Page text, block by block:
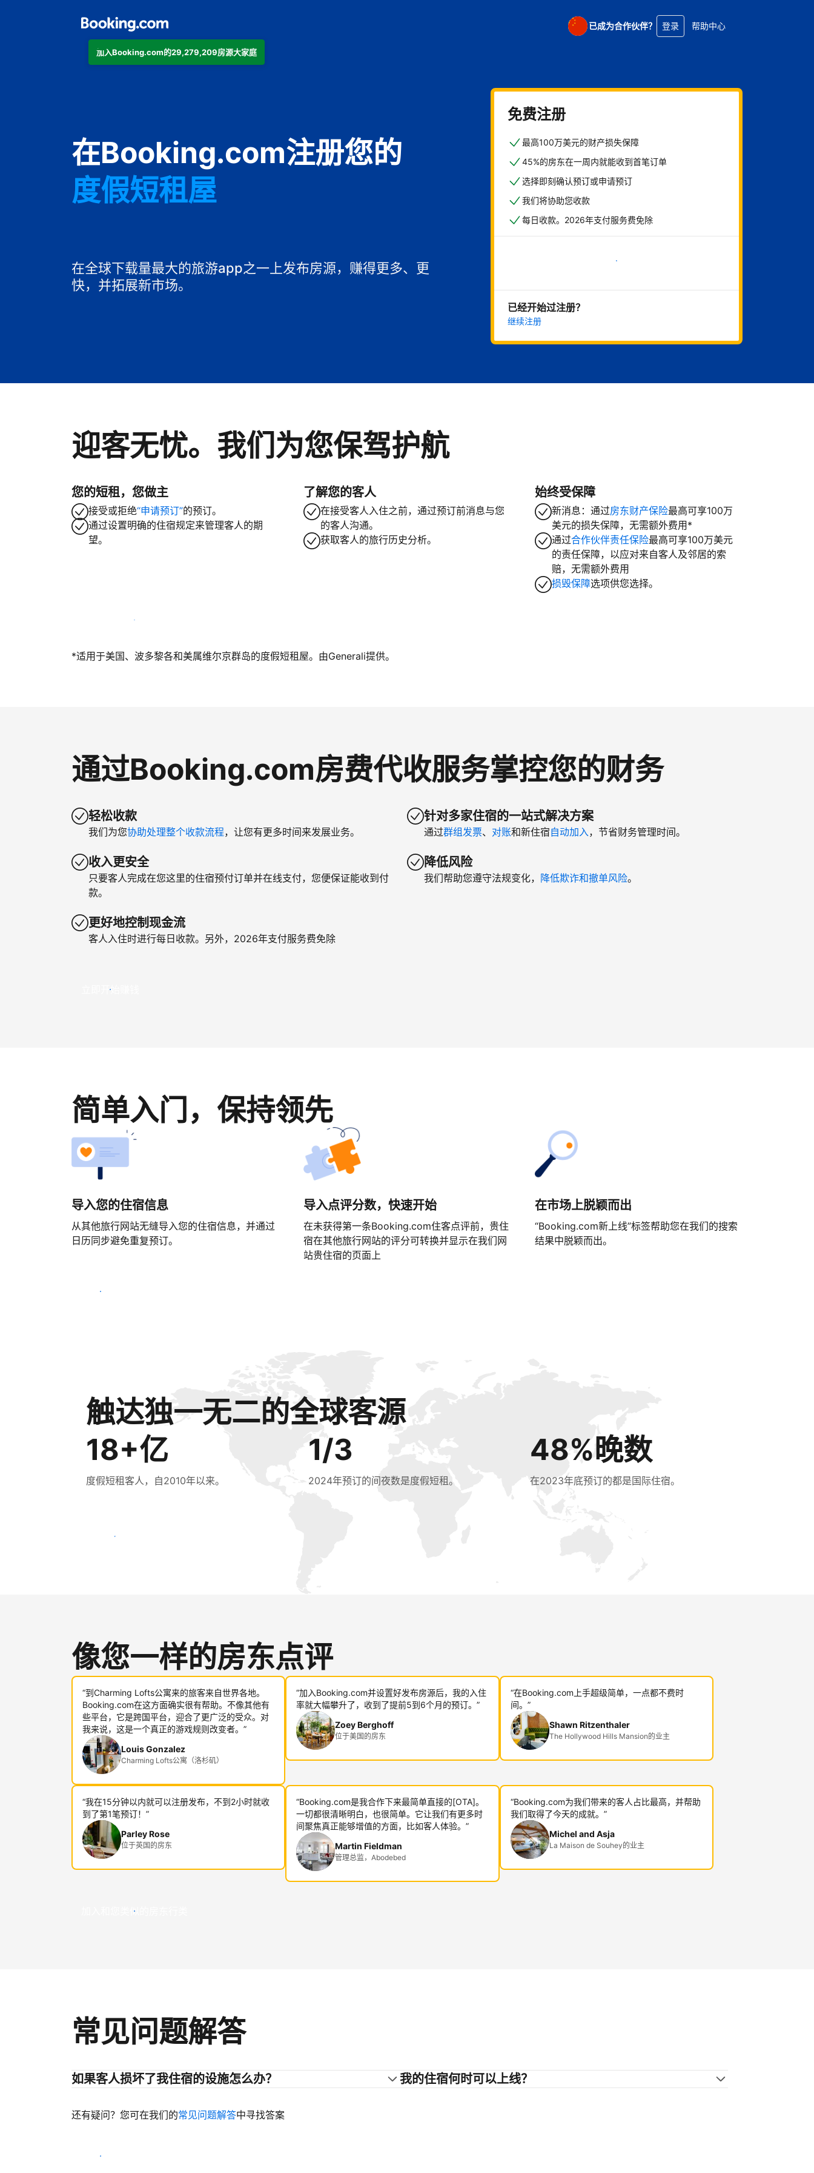
加入Booking.com的29,279,209房源大家庭
已成为合作伙伴？ 登录 帮助中心
在Booking.com注册您的
公寓
度假短租屋
旅馆
在全球下载量最大的旅游app之一上发布房源，赚得更多、更
快，并拓展新市场。
免费注册
最高100万美元的财产损失保障
45%的房东在一周内就能收到首笔订单
选择即刻确认预订或申请预订
我们将协助您收款
每日收款。2026年支付服务费免除
立即开始
已经开始过注册？
继续注册
迎客无忧。我们为您保驾护航
您的短租，您做主
接受或拒绝“申请预订”的预订。
通过设置明确的住宿规定来管理客人的期
望。
了解您的客人
在接受客人入住之前，通过预订前消息与您
的客人沟通。
获取客人的旅行历史分析。
始终受保障
新消息：通过房东财产保险最高可享100万
美元的损失保障，无需额外费用*
通过合作伙伴责任保险最高可享100万美元
的责任保障，以应对来自客人及邻居的索
赔，无需额外费用
损毁保障选项供您选择。
立即与我们一起迎接客人
*适用于美国、波多黎各和美属维尔京群岛的度假短租屋。由Generali提供。
通过Booking.com房费代收服务掌控您的财务
轻松收款
我们为您协助处理整个收款流程，让您有更多时间来发展业务。
收入更安全
只要客人完成在您这里的住宿预付订单并在线支付，您便保证能收到付
款。
更好地控制现金流
客人入住时进行每日收款。另外，2026年支付服务费免除
针对多家住宿的一站式解决方案
通过群组发票、 对账和新住宿自动加入，节省财务管理时间。
降低风险
我们帮助您遵守法规变化， 降低欺诈和撤单风险。
立即开始赚钱
简单入门，保持领先
导入您的住宿信息
从其他旅行网站无缝导入您的住宿信息，并通过
日历同步避免重复预订。
导入点评分数，快速开始
在未获得第一条Booking.com住客点评前，贵住
宿在其他旅行网站的评分可转换并显示在我们网
站贵住宿的页面上
在市场上脱颖而出
“Booking.com新上线”标签帮助您在我们的搜索
结果中脱颖而出。
马上开始
触达独一无二的全球客源
18+亿
度假短租客人，自2010年以来。
1/3
2024年预订的间夜数是度假短租。
48%晚数
在2023年底预订的都是国际住宿。
立即触达新客人
像您一样的房东点评
“到Charming Lofts公寓来的旅客来自世界各地。
Booking.com在这方面确实很有帮助。不像其他有
些平台，它是跨国平台，迎合了更广泛的受众。对
我来说，这是一个真正的游戏规则改变者。”
Louis Gonzalez
Charming Lofts公寓（洛杉矶）
“加入Booking.com并设置好发布房源后，我的入住
率就大幅攀升了，收到了提前5到6个月的预订。”
Zoey Berghoff
位于美国的房东
“在Booking.com上手超级简单，一点都不费时
间。”
Shawn Ritzenthaler
The Hollywood Hills Mansion的业主
“我在15分钟以内就可以注册发布，不到2小时就收
到了第1笔预订！”
Parley Rose
位于英国的房东
“Booking.com是我合作下来最简单直接的[OTA]。
一切都很清晰明白，也很简单。它让我们有更多时
间聚焦真正能够增值的方面，比如客人体验。”
Martin Fieldman
管理总监，Abodebed
“Booking.com为我们带来的客人占比最高，并帮助
我们取得了今天的成就。”
Michel and Asja
La Maison de Souhey的业主
加入和您类似的房东行类
常见问题解答
如果客人损坏了我住宿的设施怎么办？ 我的住宿何时可以上线？
还有疑问？您可在我们的常见问题解答中寻找答案
开始迎客